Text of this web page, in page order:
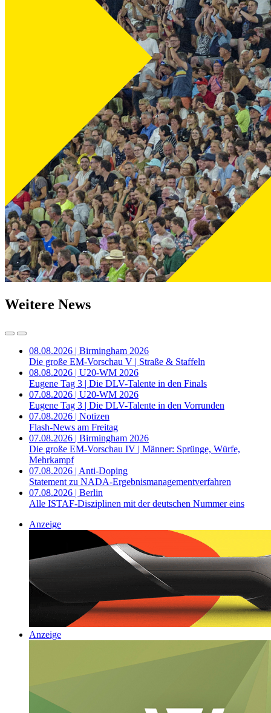
Weitere News
08.08.2026 | Birmingham 2026
Die große EM-Vorschau V | Straße & Staffeln
08.08.2026 | U20-WM 2026
Eugene Tag 3 | Die DLV-Talente in den Finals
07.08.2026 | U20-WM 2026
Eugene Tag 3 | Die DLV-Talente in den Vorrunden
07.08.2026 | Notizen
Flash-News am Freitag
07.08.2026 | Birmingham 2026
Die große EM-Vorschau IV | Männer: Sprünge, Würfe,
Mehrkampf
07.08.2026 | Anti-Doping
Statement zu NADA-Ergebnismanagementverfahren
07.08.2026 | Berlin
Alle ISTAF-Disziplinen mit der deutschen Nummer eins
Anzeige
Anzeige